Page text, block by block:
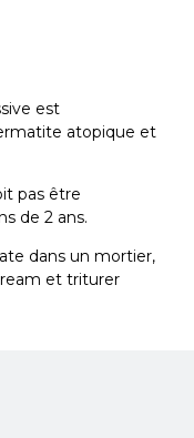
est
atopique et
pas être
de 2 ans.
dans un mortier,
et triturer